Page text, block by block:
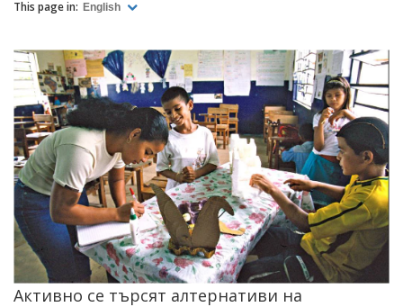
This page in: English
Активно се търсят алтернативи на